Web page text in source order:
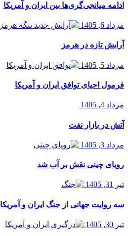
ادامه میانجی‌گری‌ها بین ایران و آمریکا
مرداد 6, 1405
آرایش تازه در هرمز
مرداد 5, 1405
فرمول احیای توافق ایران و آمریکا
مرداد 4, 1405
آتش در بازار نفت
مرداد 3, 1405
رویای چینی نقش بر آب شد
تیر 31, 1405
سه روایت جهانی از جنگ ایران و آمریکا
تیر 30, 1405